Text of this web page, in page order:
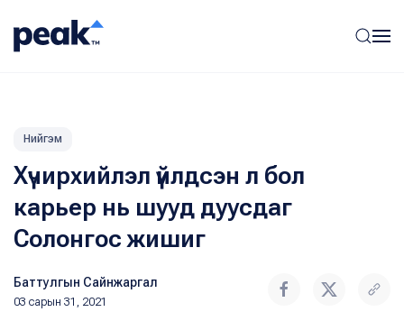
Нийгэм
Хүчирхийлэл үйлдсэн л бол
карьер нь шууд дуусдаг
Солонгос жишиг
Баттулгын Сайнжаргал
03 сарын 31, 2021